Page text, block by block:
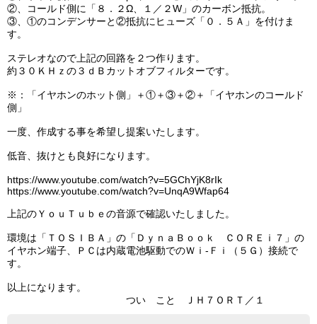
②、コールド側に「８．２Ω、１／２W」のカーボン抵抗。
③、①のコンデンサーと②抵抗にヒューズ「０．５Ａ」を付けま
す。
ステレオなので上記の回路を２つ作ります。
約３０ＫＨｚの３ｄＢカットオブフィルターです。
※：「イヤホンのホット側」＋①＋③＋②＋「イヤホンのコールド
側」
一度、作成する事を希望し提案いたします。
低音、抜けとも良好になります。
https://www.youtube.com/watch?v=5GChYjK8rIk
https://www.youtube.com/watch?v=UnqA9Wfap64
上記のＹｏｕＴｕｂｅの音源で確認いたしました。
環境は「ＴＯＳＩＢＡ」の「ＤｙｎａＢｏｏｋ ＣＯＲＥｉ７」の
イヤホン端子、ＰＣは内蔵電池駆動でのＷｉ-Ｆｉ（５Ｇ）接続で
す。
以上になります。
つい こと ＪＨ７ＯＲＴ／１